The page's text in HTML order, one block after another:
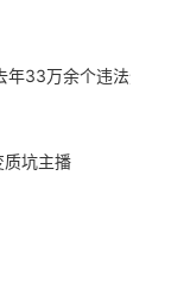
年33万余个违法违规账
质坑主播